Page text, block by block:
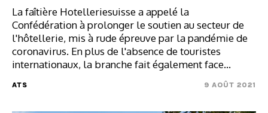
La faîtière Hotelleriesuisse a appelé la
Confédération à prolonger le soutien au secteur de
l'hôtellerie, mis à rude épreuve par la pandémie de
coronavirus. En plus de l'absence de touristes
internationaux, la branche fait également face…
ATS 9 AOÛT 2021